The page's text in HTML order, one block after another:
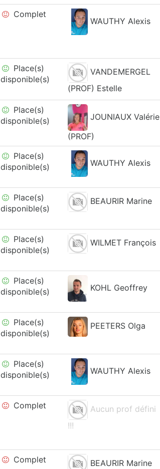
Complet
WAUTHY Alexis
Place(s)
disponible(s)
VANDEMERGEL
(PROF) Estelle
Place(s)
disponible(s)
JOUNIAUX Valérie
(PROF)
Place(s)
disponible(s)
WAUTHY Alexis
Place(s)
disponible(s)
BEAURIR Marine
Place(s)
disponible(s)
WILMET François
Place(s)
disponible(s)
KOHL Geoffrey
Place(s)
disponible(s)
PEETERS Olga
Place(s)
disponible(s)
WAUTHY Alexis
Complet
Aucun prof défini
!!!
Complet BEAURIR Marine